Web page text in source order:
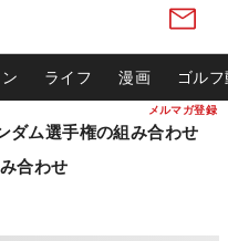
メルマガ登録
ライフ 漫画 ゴル
ム選手権の組み合わせ
合わせ